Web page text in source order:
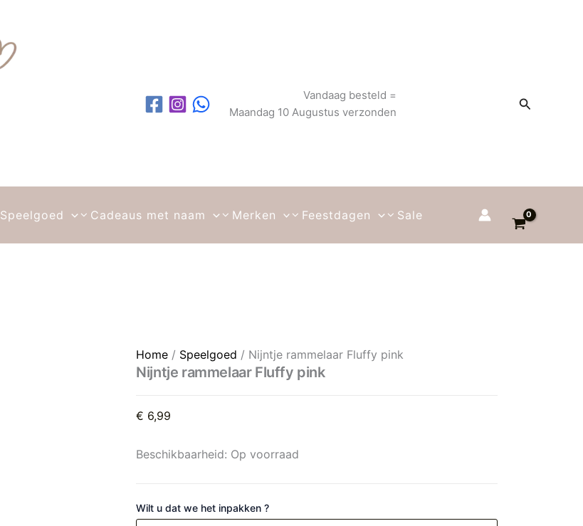
Vandaag besteld =
Maandag 10 Augustus verzonden
Zoeken
Speelgoed Cadeaus met naam Merken Feestdagen Sale
Home / Speelgoed / Nijntje rammelaar Fluffy pink
Nijntje rammelaar Fluffy pink
€ 6,99
Beschikbaarheid: Op voorraad
Wilt u dat we het inpakken ?
Nijntje rammelaar Fluffy pink aantal